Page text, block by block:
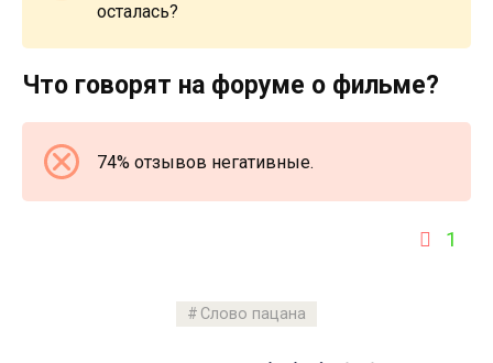
осталась?
Что говорят на форуме о фильме?
74% отзывов негативные.
1
Слово пацана